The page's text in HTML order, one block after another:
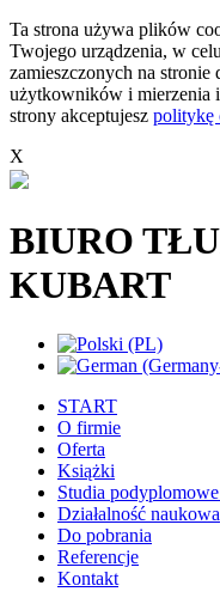
Ta strona używa plików
Twojego urządzenia, w
zamieszczonych na
użytkowników i mierzenia
strony akceptujesz politykę
X
BIURO
KUBART
START
O firmie
Oferta
Książki
Studia
Działalność naukowa
Do pobrania
Referencje
Kontakt